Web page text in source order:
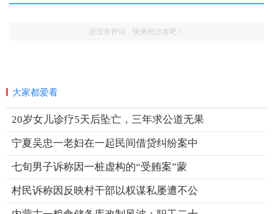
还没有评论，快来抢沙发吧！
大家都爱看
20岁女儿诊疗5天后坠亡，三年求公道无果
宁夏吴忠一老妇在一起民间借贷纠纷案中
七旬男子诉称因一桩虚构的“受贿案”蒙
村民诉称因反映村干部以权谋私屡遭不公